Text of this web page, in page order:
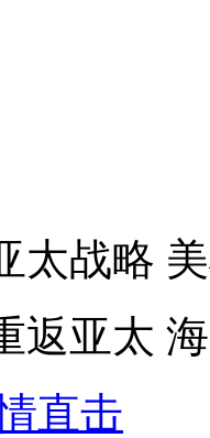
一度中断
战略 美
亚太 海
直击